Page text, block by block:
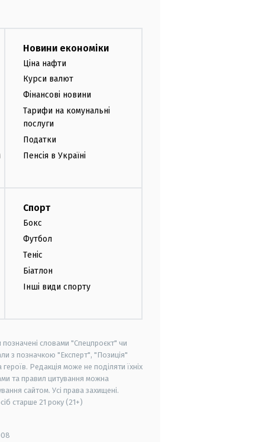
Новини економіки
Ціна нафти
Курси валют
Фінансові новини
Тарифи на комунальні
послуги
Податки
Пенсія в Україні
Спорт
Бокс
Футбол
Теніс
Біатлон
Інші види спорту
позначені словами "Спецпроєкт" чи
з позначкою "Експерт", "Позиція"
Редакція може не поділяти їхніх
та правил цитування можна
сайтом. Усі права захищені.
старше 21 року (21+)